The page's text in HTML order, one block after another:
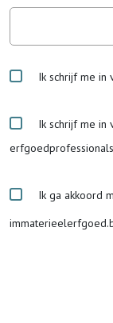
Ik schrijf me in
Ik schrijf me
Ik ga akkoord